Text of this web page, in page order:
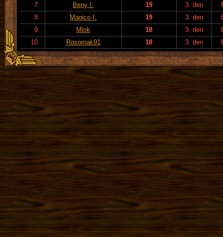
7.
Beny I. 19 3. den
8.
Magico I. 19 3. den
9.
Mlok 18 3. den
10.
Rosomak91 18 3. den